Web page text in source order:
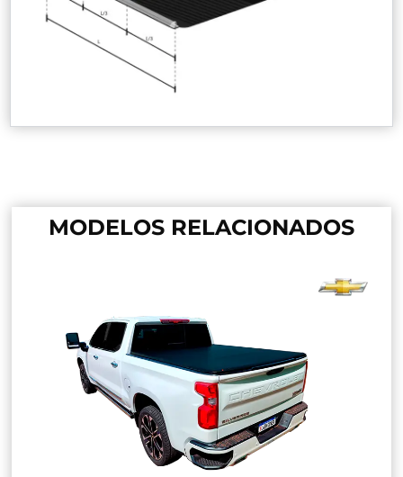
MODELOS RELACIONADOS